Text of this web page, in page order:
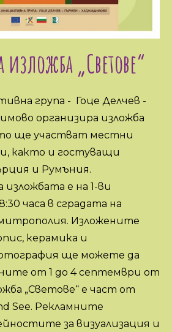
изложба „Светове“
група - Гоце Делчев -
организира изложба
ще участват местни
както и гостуващи
и Румъния.
е на 1-ви
часа в сградата на
Изложените
керамика и
ще можете да
от 1 до 4 септември от
„Светове“ е част от
See. Рекламните
за визуализация и